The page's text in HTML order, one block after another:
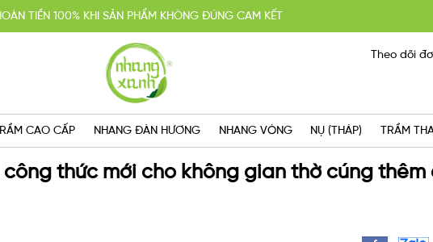
TIỀN 100% KHI SẢN PHẨM KHÔNG ĐÚNG CAM KẾT
MUA 2 TẶNG 1, MIỄN PHÍ GIAO HÀNG SG VỚI HÓA ĐƠN TRÊN 300K
GIAO HÀNG CẤP TỐC TRONG NGÀY
Theo dõi
CAO CẤP NHANG ĐÀN HƯƠNG NHANG VÒNG NỤ (THÁP) TRẦM
thức mới cho không gian thờ cúng thêm